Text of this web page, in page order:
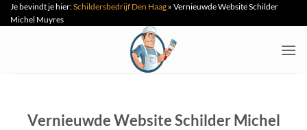
Ga
naar
Je bevindt je hier:Schildersbedrijf Den Haag » Vernieuwde Website Schilder
Michel Muyres
Vernieuwde Website Schilder Michel